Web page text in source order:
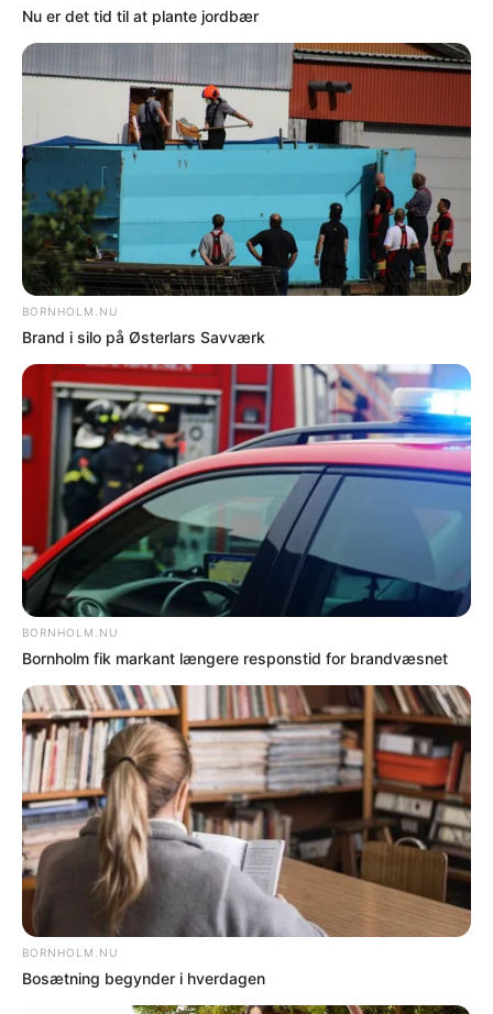
være tilknyttet kommunens
specialundervisningstilbud.
Ifølge Center for Børn og Læring er alle
visiterede elever placeret i tilbud, der
matcher deres behov.
Nyere nyhed Ældre nyhed
FORKERTE FAKTA? Bornholm.nu skal ikke
offentliggøre faktuelle fejl. Hvis der er noget
i denne artikel, du føler er forkert, skal du
kontakte os på mail: red@bornholm.nu.
© Copyright 2026 Bornholm.nu. Denne artikel er beskyttet af lov om
ophavsret og må ikke kopieres eller på anden måde videreudnyttes uden